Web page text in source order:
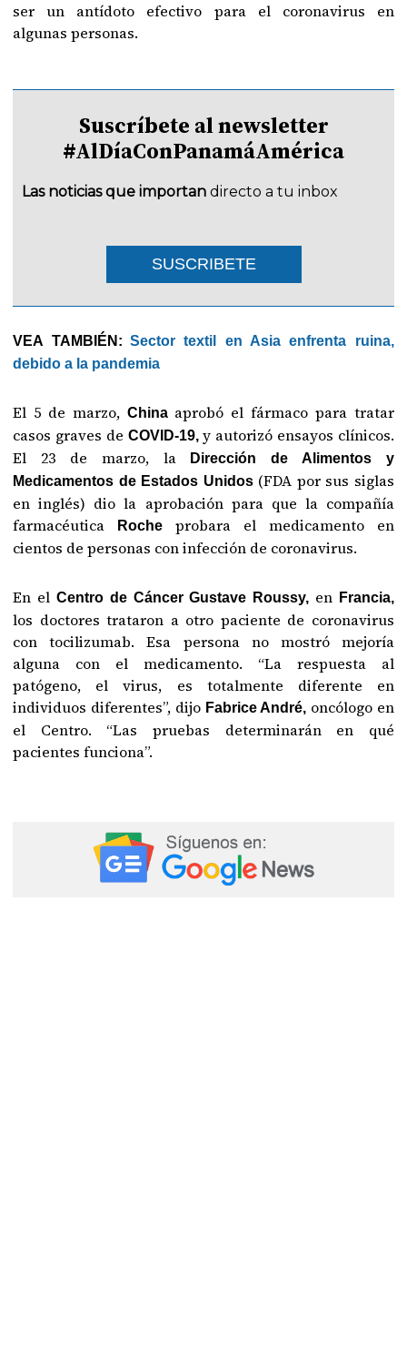
ser un antídoto efectivo para el coronavirus en
algunas personas.
Suscríbete al newsletter
#AlDíaConPanamáAmérica
Las noticias que importan directo a tu inbox
SUSCRIBETE
VEA TAMBIÉN: Sector textil en Asia enfrenta ruina,
debido a la pandemia
El 5 de marzo, China aprobó el fármaco para tratar
casos graves de COVID-19,y autorizó ensayos clínicos.
El 23 de marzo, la
Dirección de Alimentos y
Medicamentos de Estados Unidos(FDA por sus siglas
en inglés) dio la aprobación para que la compañía
farmacéutica
Roche
probara el medicamento en
cientos de personas con infección de coronavirus.
En el Centro de Cáncer Gustave Roussy, en Francia,
los doctores trataron a otro paciente de coronavirus
con tocilizumab. Esa persona no mostró mejoría
alguna con el medicamento. “La respuesta al
patógeno, el virus, es totalmente diferente en
individuos diferentes”, dijo Fabrice André, oncólogo en
el Centro. “Las pruebas determinarán en qué
pacientes funciona”.